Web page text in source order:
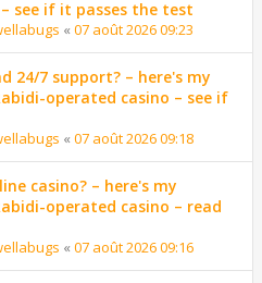
see if it passes the test
« 07 août 2026 09:23
24/7 support? – here's my
operated casino – see if
« 07 août 2026 09:18
casino? – here's my
operated casino – read
« 07 août 2026 09:16